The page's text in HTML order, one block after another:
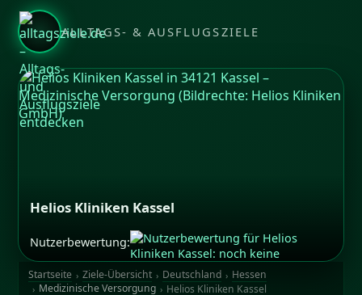
ALLTAGS- & AUSFLUGSZIELE
Bildrechte: Helios Kliniken GmbH
Helios Kliniken Kassel
Nutzerbewertung:
Startseite Ziele-Übersicht Deutschland
Hessen
Medizinische Versorgung
Helios Kliniken Kassel